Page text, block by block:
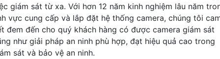
giám sát từ xa. Với hơn 12 năm kinh nghiệm lâu năm
vực cung cấp và lắp đặt hệ thống camera, chúng tôi
đem đến cho quý khách hàng có được camera giám sát
như giải pháp an ninh phù hợp, đạt hiệu quả cao trong
sát và bảo vệ an ninh.